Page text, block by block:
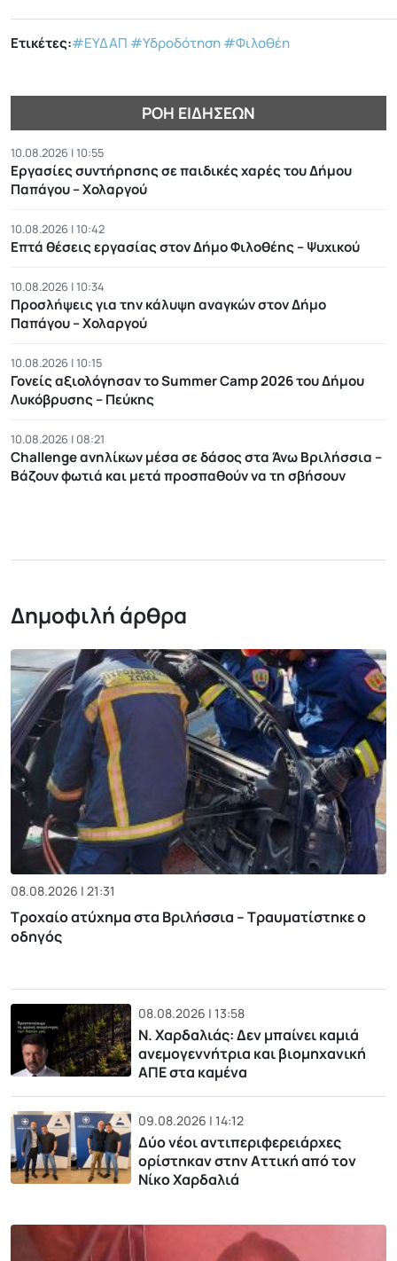
Ετικέτες:#ΕΥΔΑΠ #Υδροδότηση#Φιλοθέη
ΡΟΉ ΕΙΔΉΣΕΩΝ
10.08.2026 | 10:55
Εργασίες συντήρησης σε παιδικές χαρές του Δήμου
Παπάγου – Χολαργού
10.08.2026 | 10:42
Επτά θέσεις εργασίας στον Δήμο Φιλοθέης – Ψυχικού
10.08.2026 | 10:34
Προσλήψεις για την κάλυψη αναγκών στον Δήμο
Παπάγου – Χολαργού
10.08.2026 | 10:15
Γονείς αξιολόγησαν το Summer Camp 2026 του Δήμου
Λυκόβρυσης – Πεύκης
10.08.2026 | 08:21
Challenge ανηλίκων μέσα σε δάσος στα Άνω Βριλήσσια –
Βάζουν φωτιά και μετά προσπαθούν να τη σβήσουν
Δημοφιλή άρθρα
08.08.2026 | 21:31
Τροχαίο ατύχημα στα Βριλήσσια – Τραυματίστηκε ο
οδηγός
08.08.2026 | 13:58
Ν. Χαρδαλιάς: Δεν μπαίνει καμιά
ανεμογεννήτρια και βιομηχανική
ΑΠΕ στα καμένα
09.08.2026 | 14:12
Δύο νέοι αντιπεριφερειάρχες
ορίστηκαν στην Αττική από τον
Νίκο Χαρδαλιά